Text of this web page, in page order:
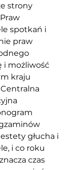
strony
spotkań i
praw
i możliwość
kraju
głucha i
i co roku
czas